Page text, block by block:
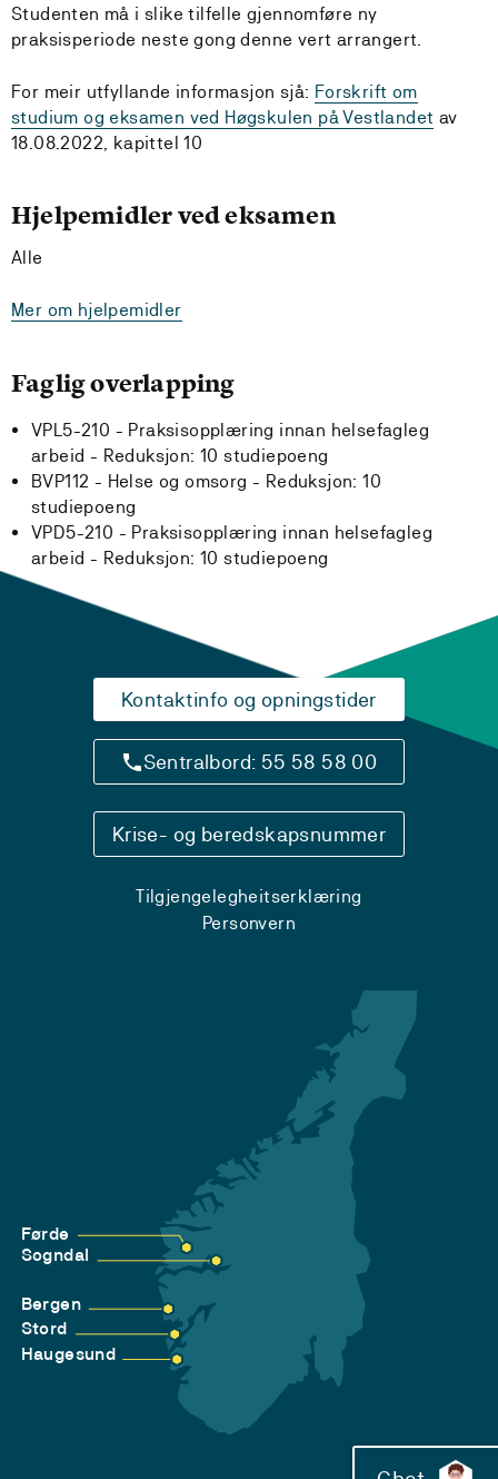
Studenten må i slike tilfelle gjennomføre ny
praksisperiode neste gong denne vert arrangert.
For meir utfyllande informasjon sjå: Forskrift om
studium og eksamen ved Høgskulen på Vestlandet av
18.08.2022, kapittel 10
Hjelpemidler ved eksamen
Alle
Mer om hjelpemidler
Faglig overlapping
VPL5-210 - Praksisopplæring innan helsefagleg
arbeid - Reduksjon: 10 studiepoeng
BVP112 - Helse og omsorg - Reduksjon: 10
studiepoeng
VPD5-210 - Praksisopplæring innan helsefagleg
arbeid - Reduksjon: 10 studiepoeng
Kontaktinfo og opningstider
Sentralbord: 55 58 58 00
Krise- og beredskapsnummer
Tilgjengelegheitserklæring
Personvern
Førde
Sogndal
Bergen
Stord
Haugesund